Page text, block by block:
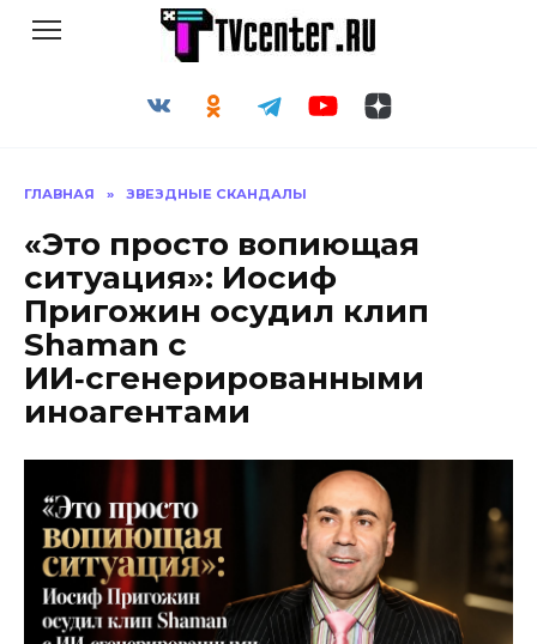
ГЛАВНАЯ » ЗВЕЗДНЫЕ СКАНДАЛЫ
«Это просто вопиющая
ситуация»: Иосиф
Пригожин осудил клип
Shaman с
ИИ‑сгенерированными
иноагентами